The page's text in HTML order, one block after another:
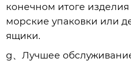
конечном итоге
морские упаковки или
ящики.
g、Лучшее